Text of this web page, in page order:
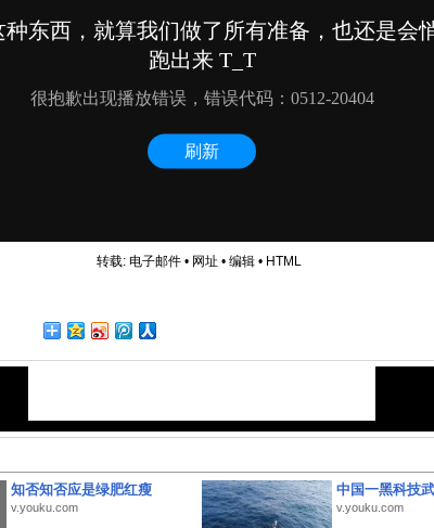
转载: 电子邮件• 网址 • 编辑• HTML
知否知否应是绿肥红瘦
v.youku.com
中国一黑科技
v.youku.com